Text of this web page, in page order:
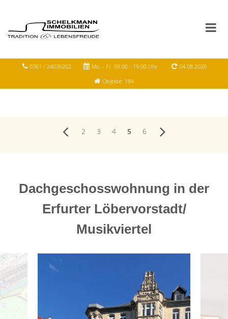
0361 / 24036202 Mo. - Fr. 09.00 - 19.00 Uhr
04.08.2026
Objekte: 184
2 3 4 5 6
Dachgeschosswohnung in der
Erfurter Löbervorstadt/
Musikviertel